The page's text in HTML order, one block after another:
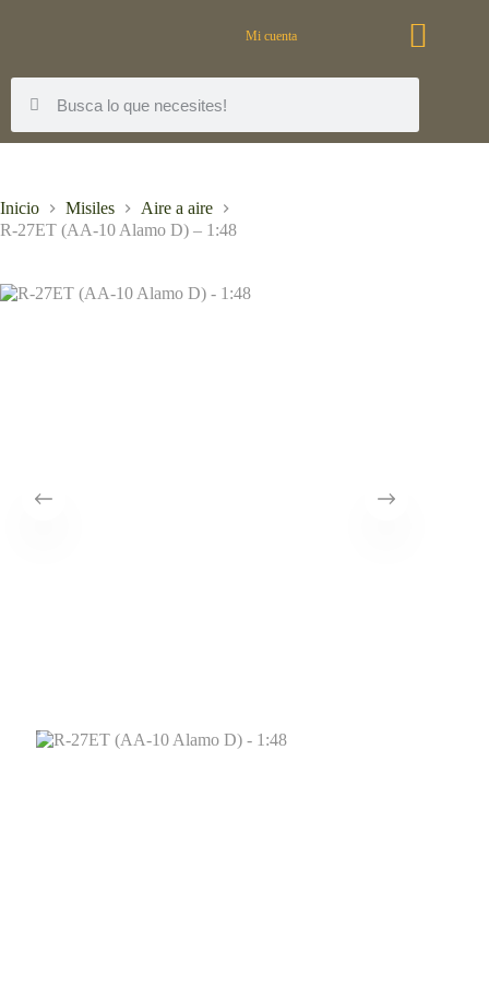
Mi cuenta
Inicio Misiles
Aire a aire
R-27ET (AA-10 Alamo D) – 1:48